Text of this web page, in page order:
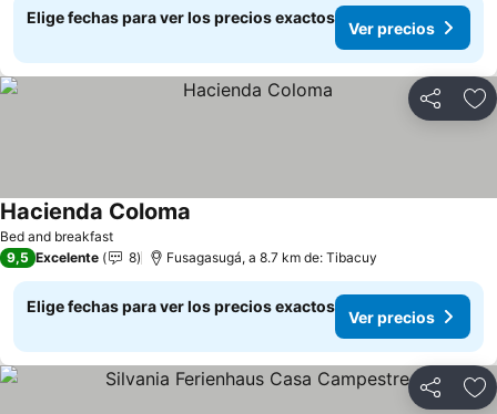
Elige fechas para ver los precios exactos
Ver precios
Compartir
Bed and breakfast
Hacienda Coloma
9,5 Excelente 8 Fusagasugá, a 8.7 km de: Tibacuy
Elige fechas para ver los precios exactos
Ver precios
Compartir